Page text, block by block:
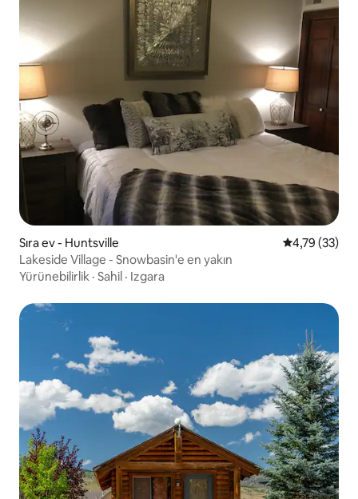
Sıra ev - Huntsville 5 üzerinden
4,79 (33)
Lakeside Village - Snowbasin'e en yakın
Yürünebilirlik · Sahil · Izgara